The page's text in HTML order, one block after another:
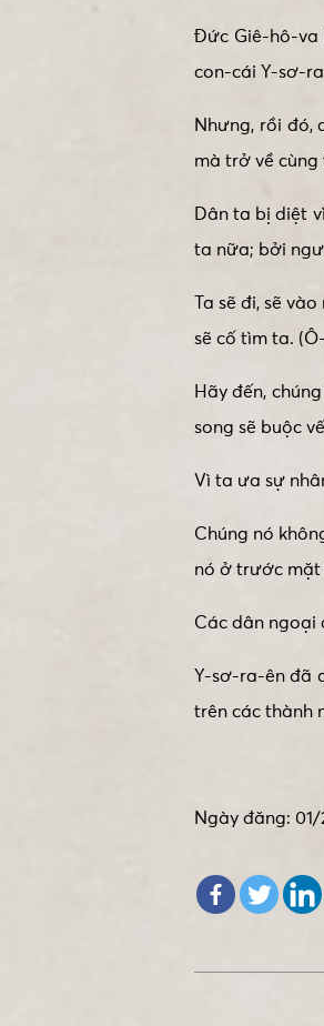
Đức Giê-hô-va
con-cái Y-sơ-
Nhưng, rồi đó,
mà trở về
Dân ta bị diệt
ta nữa; bởi
Ta sẽ đi, sẽ
sẽ cố tìm ta. (Ô-
Hãy đến,
song sẽ buộc
Vì ta ưa sự
Chúng nó
nó ở trước mặt
Các dân ngoại
Y-sơ-ra-ên đã
trên các thành
Ngày đăng: 01/